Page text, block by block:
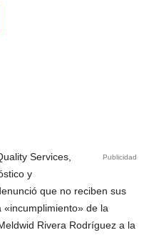
Publicidad
Services,
y
que no reciben sus
de la
Rivera Rodríguez a la